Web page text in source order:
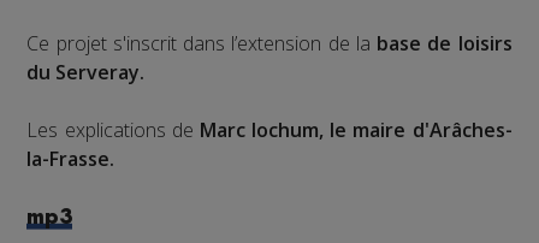
Ce projet s'inscrit dans l’extension de la base de loisirs
du Serveray.
Les explications de Marc Iochum, le maire d'Arâches-
la-Frasse.
mp3